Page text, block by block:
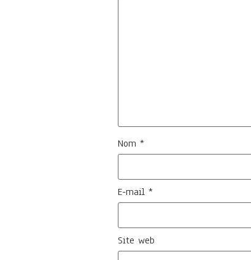
Nom *
E-mail *
Site web